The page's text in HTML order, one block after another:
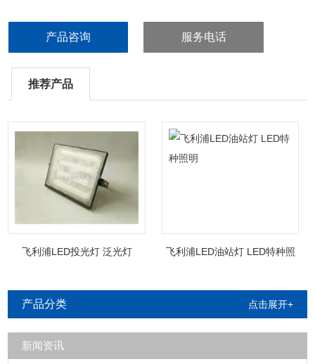
产品咨询 服务电话
推荐产品
飞利浦LED投光灯 泛光灯
飞利浦LED油站灯 LED特种照
产品分类 点击展开+
新闻资讯